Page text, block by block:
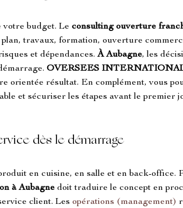
votre budget. Le consulting ouverture
travaux, formation, ouverture
et dépendances. À Aubagne, les
OVERSEES
orientée résultat. En complément, vous
et sécuriser les étapes avant le premier
dès le démarrage
en cuisine, en salle et en back-office.
à Aubagne doit traduire le concept en
client. Les opérations (management)